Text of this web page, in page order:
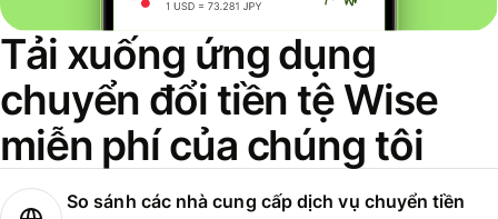
Tải xuống ứng dụng
chuyển đổi tiền tệ Wise
miễn phí của chúng tôi
So sánh các nhà cung cấp dịch vụ chuyển tiền